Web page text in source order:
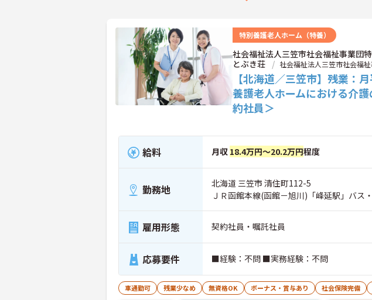
特別養護老人ホーム（特養）
社会福祉法人三笠市社会福祉事業団
とぶき荘
社会福祉法人三笠市社会福
【北海道／三笠市】残業：
養護老人ホームにおける介
約社員＞
給料 月収 18.4万円～20.2万円程度
勤務地
北海道 三笠市 清住町112-5
ＪＲ函館本線(函館－旭川)「峰延駅」バス
雇用形態 契約社員・嘱託社員
応募要件 ■経験：不問 ■実務経験：不問
車通勤可 残業少なめ 無資格OK ボーナス・賞与あり 社会保険完備